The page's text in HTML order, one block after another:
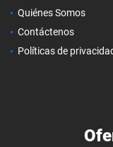
Quiénes Somos
Contáctenos
Políticas de